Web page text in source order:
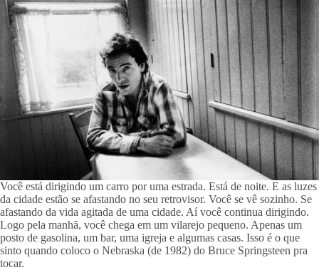
Você está dirigindo um carro por uma estrada. Está de noite. E as luzes
da cidade estão se afastando no seu retrovisor. Você se vê sozinho. Se
afastando da vida agitada de uma cidade. Aí você continua dirigindo.
Logo pela manhã, você chega em um vilarejo pequeno. Apenas um
posto de gasolina, um bar, uma igreja e algumas casas. Isso é o que
sinto quando coloco o Nebraska (de 1982) do Bruce Springsteen pra
tocar.